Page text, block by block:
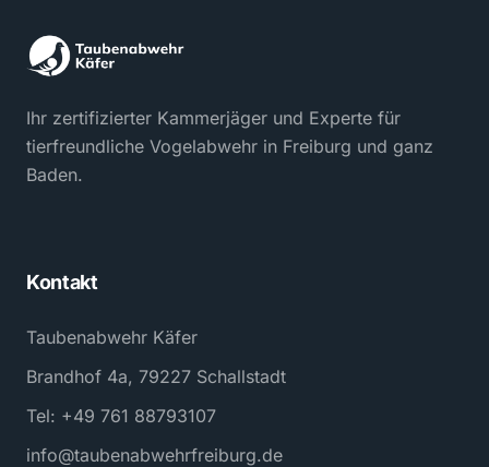
Ihr zertifizierter Kammerjäger und Experte für
tierfreundliche Vogelabwehr in Freiburg und ganz
Baden.
Kontakt
Taubenabwehr Käfer
Brandhof 4a, 79227 Schallstadt
Tel: +49 761 88793107
info@taubenabwehrfreiburg.de